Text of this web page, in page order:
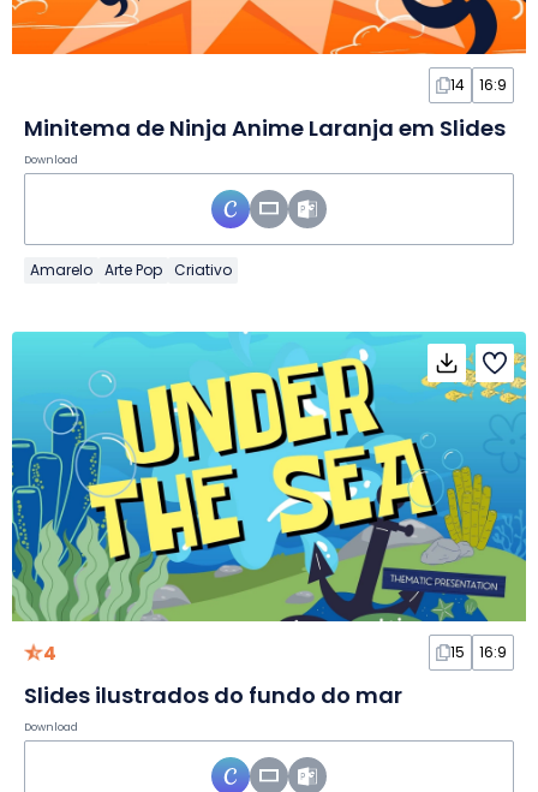
14 16:9
Minitema de Ninja Anime Laranja em Slides
Download
Amarelo Arte Pop Criativo
4 15 16:9
Slides ilustrados do fundo do mar
Download